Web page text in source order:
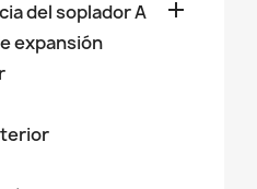
del soplador A 
expansión